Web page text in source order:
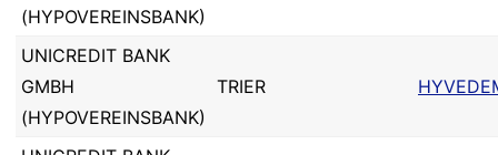
(HYPOVEREINSBANK)
UNICREDIT BANK
GMBH
(HYPOVEREINSBANK)
TRIER